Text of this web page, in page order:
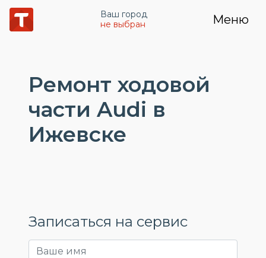
Ваш город
не выбран
Меню
Ремонт ходовой
части Audi в
Ижевске
Записаться на сервис